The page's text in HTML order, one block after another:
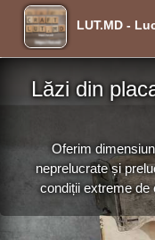
LUT.MD -
Lăzi din
Oferim
neprelucrate și
condiții extreme de